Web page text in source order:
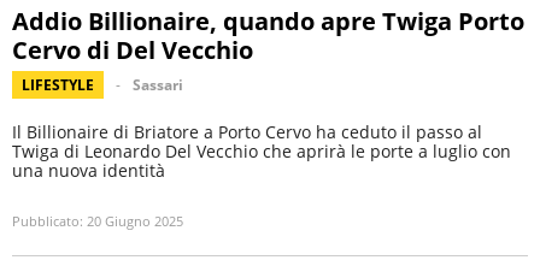
Addio Billionaire, quando apre Twiga Porto
Cervo di Del Vecchio
LIFESTYLE Sassari
Il Billionaire di Briatore a Porto Cervo ha ceduto il passo al
Twiga di Leonardo Del Vecchio che aprirà le porte a luglio con
una nuova identità
Pubblicato: 20 Giugno 2025